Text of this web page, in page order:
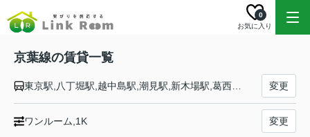
お気に入り
0
京葉線の賃貸一覧
変更
ワンルーム,1K 変更